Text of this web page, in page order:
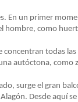
En un primer
hombre, como
concentran todas
autóctona, como
surge el gran
Desde aquí